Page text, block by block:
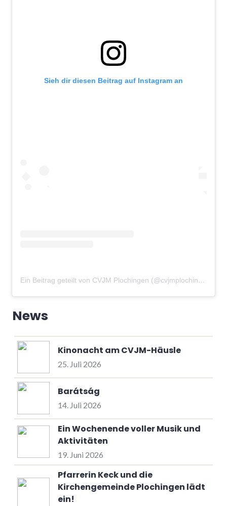
Sieh dir diesen Beitrag auf Instagram an
Ein Beitrag geteilt von CVJM Plochingen (@cvjmplochingen)
News
Kinonacht am CVJM-Häusle
25. Juli 2026
Barátság
14. Juli 2026
Ein Wochenende voller Musik und
Aktivitäten
19. Juni 2026
Pfarrerin Keck und die
Kirchengemeinde Plochingen lädt
ein!